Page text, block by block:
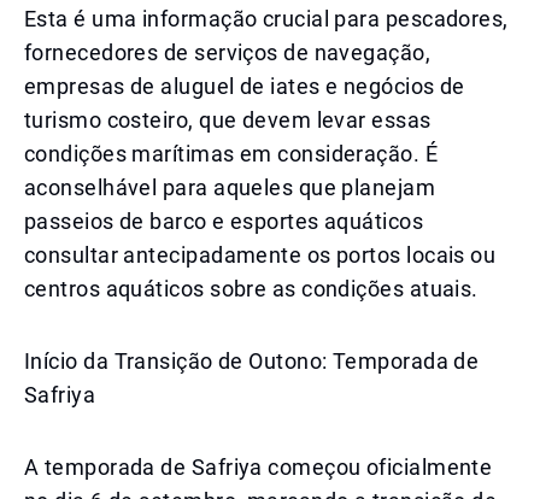
Esta é uma informação crucial para pescadores,
fornecedores de serviços de navegação,
empresas de aluguel de iates e negócios de
turismo costeiro, que devem levar essas
condições marítimas em consideração. É
aconselhável para aqueles que planejam
passeios de barco e esportes aquáticos
consultar antecipadamente os portos locais ou
centros aquáticos sobre as condições atuais.
Início da Transição de Outono: Temporada de
Safriya
A temporada de Safriya começou oficialmente